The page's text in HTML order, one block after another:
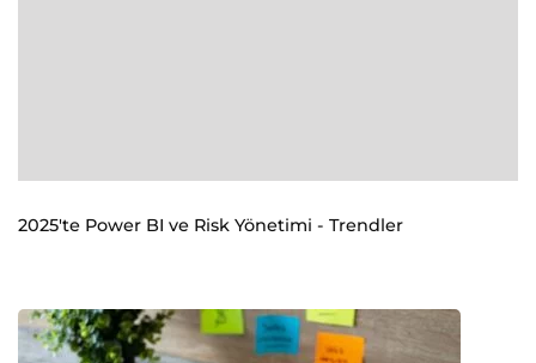
2025'te Power BI ve Risk Yönetimi - Trendler